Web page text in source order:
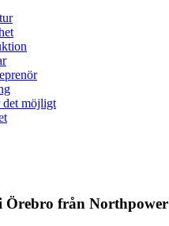
det möjligt
Örebro från Northpower